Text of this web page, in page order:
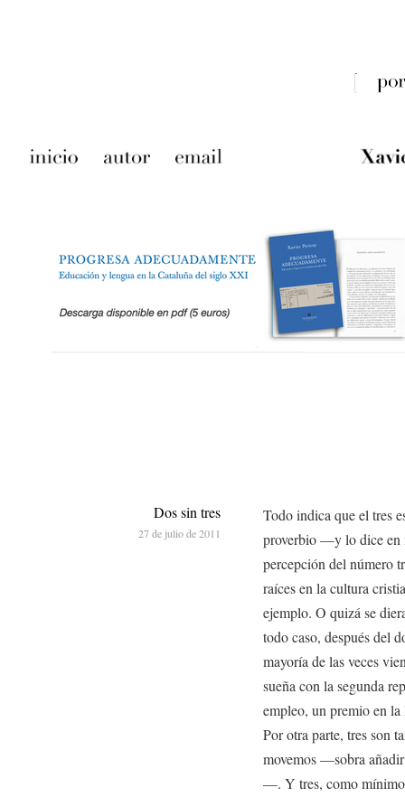
Todo indica que el tres
proverbio —y lo dice en
percepción del número
raíces en la cultura
ejemplo. O quizá se
todo caso, después del
mayoría de las veces
sueña con la segunda
empleo, un premio en
Por otra parte, tres son
movemos —sobra
—. Y tres, como
Dos sin tres
27 de julio de 2011